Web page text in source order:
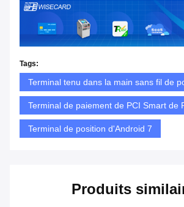
Tags:
Terminal tenu dans la main sans fil de
Terminal de paiement de PCI Smart de
Terminal de position d'Android 7
Produits